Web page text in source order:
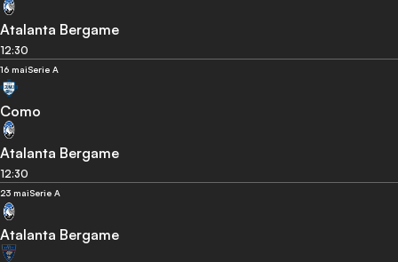
Atalanta Bergame
12:30
16 maiSerie A
Como
Atalanta Bergame
12:30
23 maiSerie A
Atalanta Bergame